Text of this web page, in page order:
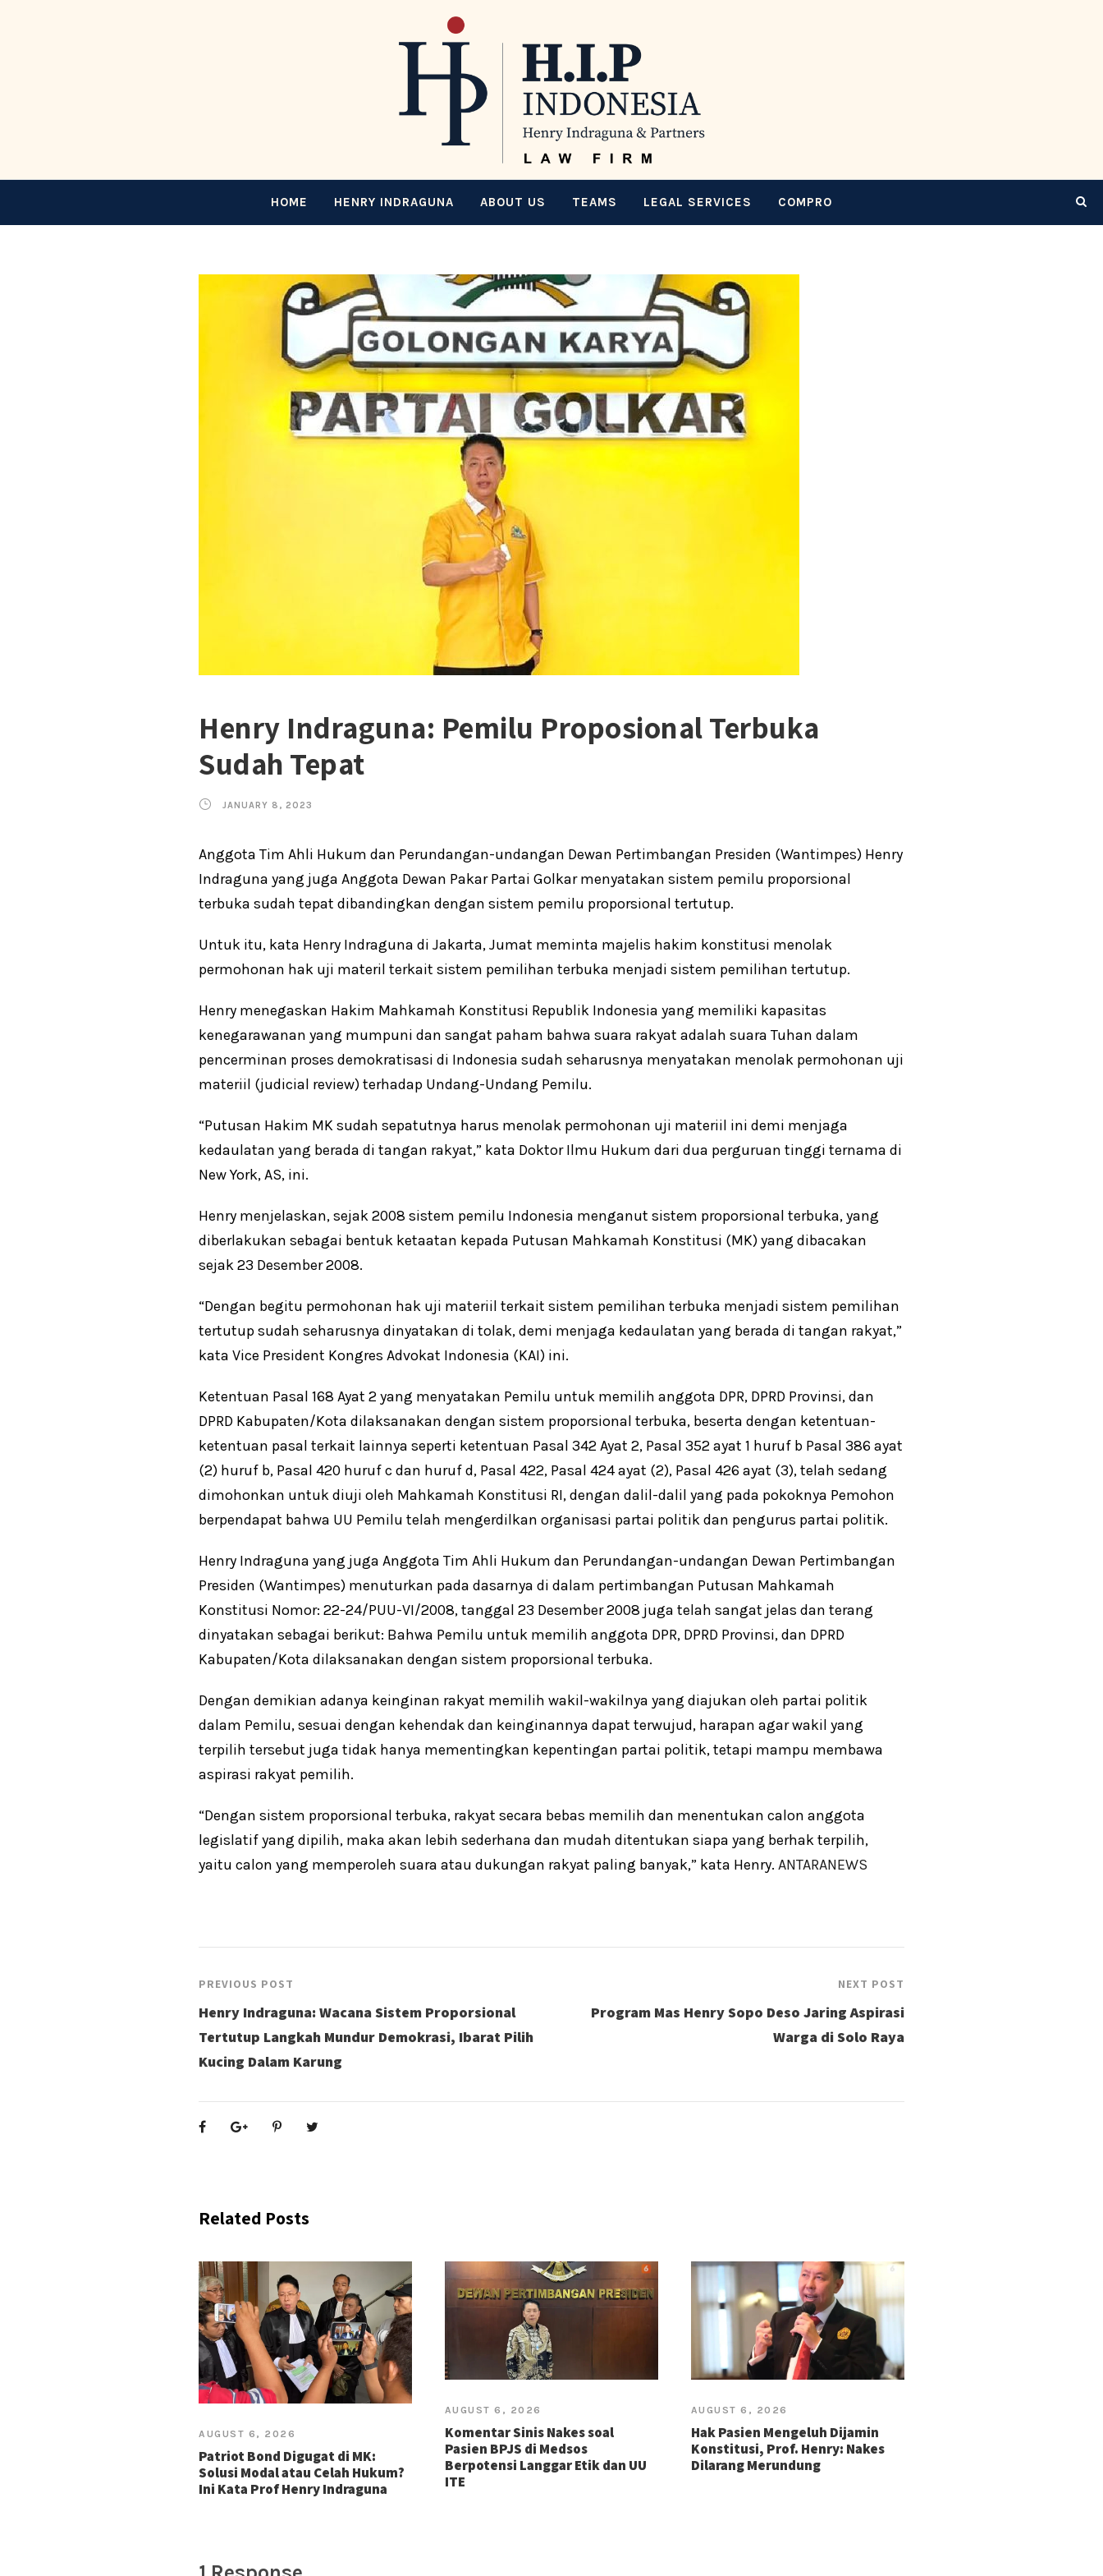
HOME HENRY INDRAGUNA ABOUT US TEAMS LEGAL SERVICES COMPRO
Henry Indraguna: Pemilu Proposional Terbuka
Sudah Tepat
JANUARY 8, 2023
Anggota Tim Ahli Hukum dan Perundangan-undangan Dewan Pertimbangan Presiden (Wantimpes) Henry
Indraguna yang juga Anggota Dewan Pakar Partai Golkar menyatakan sistem pemilu proporsional
terbuka sudah tepat dibandingkan dengan sistem pemilu proporsional tertutup.
Untuk itu, kata Henry Indraguna di Jakarta, Jumat meminta majelis hakim konstitusi menolak
permohonan hak uji materil terkait sistem pemilihan terbuka menjadi sistem pemilihan tertutup.
Henry menegaskan Hakim Mahkamah Konstitusi Republik Indonesia yang memiliki kapasitas
kenegarawanan yang mumpuni dan sangat paham bahwa suara rakyat adalah suara Tuhan dalam
pencerminan proses demokratisasi di Indonesia sudah seharusnya menyatakan menolak permohonan uji
materiil (judicial review) terhadap Undang-Undang Pemilu.
“Putusan Hakim MK sudah sepatutnya harus menolak permohonan uji materiil ini demi menjaga
kedaulatan yang berada di tangan rakyat,” kata Doktor Ilmu Hukum dari dua perguruan tinggi ternama di
New York, AS, ini.
Henry menjelaskan, sejak 2008 sistem pemilu Indonesia menganut sistem proporsional terbuka, yang
diberlakukan sebagai bentuk ketaatan kepada Putusan Mahkamah Konstitusi (MK) yang dibacakan
sejak 23 Desember 2008.
“Dengan begitu permohonan hak uji materiil terkait sistem pemilihan terbuka menjadi sistem pemilihan
tertutup sudah seharusnya dinyatakan di tolak, demi menjaga kedaulatan yang berada di tangan rakyat,”
kata Vice President Kongres Advokat Indonesia (KAI) ini.
Ketentuan Pasal 168 Ayat 2 yang menyatakan Pemilu untuk memilih anggota DPR, DPRD Provinsi, dan
DPRD Kabupaten/Kota dilaksanakan dengan sistem proporsional terbuka, beserta dengan ketentuan-
ketentuan pasal terkait lainnya seperti ketentuan Pasal 342 Ayat 2, Pasal 352 ayat 1 huruf b Pasal 386 ayat
(2) huruf b, Pasal 420 huruf c dan huruf d, Pasal 422, Pasal 424 ayat (2), Pasal 426 ayat (3), telah sedang
dimohonkan untuk diuji oleh Mahkamah Konstitusi RI, dengan dalil-dalil yang pada pokoknya Pemohon
berpendapat bahwa UU Pemilu telah mengerdilkan organisasi partai politik dan pengurus partai politik.
Henry Indraguna yang juga Anggota Tim Ahli Hukum dan Perundangan-undangan Dewan Pertimbangan
Presiden (Wantimpes) menuturkan pada dasarnya di dalam pertimbangan Putusan Mahkamah
Konstitusi Nomor: 22-24/PUU-VI/2008, tanggal 23 Desember 2008 juga telah sangat jelas dan terang
dinyatakan sebagai berikut: Bahwa Pemilu untuk memilih anggota DPR, DPRD Provinsi, dan DPRD
Kabupaten/Kota dilaksanakan dengan sistem proporsional terbuka.
Dengan demikian adanya keinginan rakyat memilih wakil-wakilnya yang diajukan oleh partai politik
dalam Pemilu, sesuai dengan kehendak dan keinginannya dapat terwujud, harapan agar wakil yang
terpilih tersebut juga tidak hanya mementingkan kepentingan partai politik, tetapi mampu membawa
aspirasi rakyat pemilih.
“Dengan sistem proporsional terbuka, rakyat secara bebas memilih dan menentukan calon anggota
legislatif yang dipilih, maka akan lebih sederhana dan mudah ditentukan siapa yang berhak terpilih,
yaitu calon yang memperoleh suara atau dukungan rakyat paling banyak,” kata Henry. ANTARANEWS
PREVIOUS POST
Henry Indraguna: Wacana Sistem Proporsional
Tertutup Langkah Mundur Demokrasi, Ibarat Pilih
Kucing Dalam Karung
NEXT POST
Program Mas Henry Sopo Deso Jaring Aspirasi
Warga di Solo Raya
Related Posts
AUGUST 6, 2026
Patriot Bond Digugat di MK:
Solusi Modal atau Celah Hukum?
Ini Kata Prof Henry Indraguna
AUGUST 6, 2026
Komentar Sinis Nakes soal
Pasien BPJS di Medsos
Berpotensi Langgar Etik dan UU
ITE
AUGUST 6, 2026
Hak Pasien Mengeluh Dijamin
Konstitusi, Prof. Henry: Nakes
Dilarang Merundung